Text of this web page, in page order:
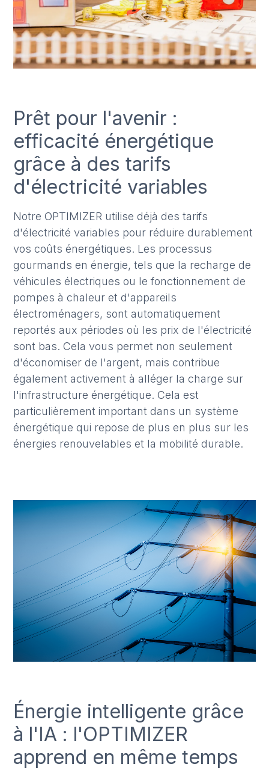
Prêt pour l'avenir :
efficacité énergétique
grâce à des tarifs
d'électricité variables
Notre OPTIMIZER utilise déjà des tarifs
d'électricité variables pour réduire durablement
vos coûts énergétiques. Les processus
gourmands en énergie, tels que la recharge de
véhicules électriques ou le fonctionnement de
pompes à chaleur et d'appareils
électroménagers, sont automatiquement
reportés aux périodes où les prix de l'électricité
sont bas. Cela vous permet non seulement
d'économiser de l'argent, mais contribue
également activement à alléger la charge sur
l'infrastructure énergétique. Cela est
particulièrement important dans un système
énergétique qui repose de plus en plus sur les
énergies renouvelables et la mobilité durable.
Énergie intelligente grâce
à l'IA : l'OPTIMIZER
apprend en même temps